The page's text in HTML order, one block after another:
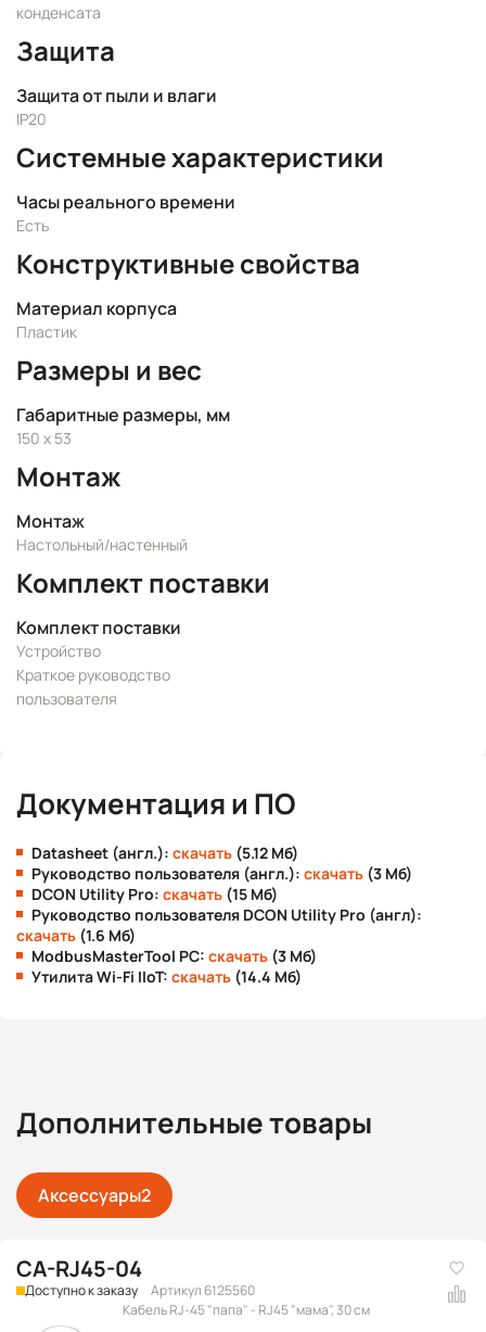
конденсата
Защита
Защита от пыли и влаги
IP20
Системные характеристики
Часы реального времени
Есть
Конструктивные свойства
Материал корпуса
Пластик
Размеры и вес
Габаритные размеры, мм
150 x 53
Монтаж
Монтаж
Настольный/настенный
Комплект поставки
Комплект поставки
Устройство
Краткое руководство
пользователя
Документация и ПО
Datasheet (англ.): скачать (5.12 Мб)
Руководство пользователя (англ.): скачать (3 Мб)
DCON Utility Pro: скачать (15 Мб)
Руководство пользователя DCON Utility Pro (англ):
скачать (1.6 Мб)
ModbusMasterTool PC: скачать (3 Мб)
Утилита Wi-Fi IIoT: скачать (14.4 Мб)
Дополнительные товары
Аксессуары2
CA-RJ45-04
Доступно к заказу
Артикул 6125560
Кабель RJ-45 "папа" - RJ45 "мама", 30 см